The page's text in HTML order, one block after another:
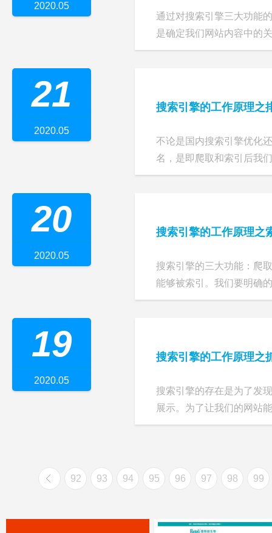
通过对搜索引擎三大功能
是确定我们网站内容中的
2020.05
搜索引擎的工作原理之
不论是国内搜索引擎优化
名，是即爬取和索引后我
21
2020.05
搜索引擎的工作原理之
搜索引擎的三大功能：爬
能够被索引。我们要明确
20
2020.05
搜索引擎的工作原理之
搜索引擎的存在是为了发
展示。为了让我们的网站
19
2020.05
92 93 94 95 96 97 98 99